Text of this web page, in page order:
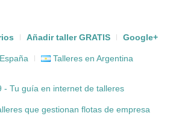
Añadir taller GRATIS Google+
Talleres en Argentina
- Tu guía en internet de talleres
que gestionan flotas de empresa